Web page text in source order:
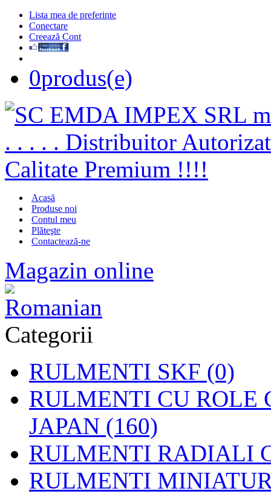
Lista mea de preferinte
Conectare
Creează Cont
0produs(e)
Acasă
Produse noi
Contul meu
Plăteşte
Contactează-ne
Magazin online
Categorii
RULMENTI SKF (0)
RULMENTI CU ROLE
JAPAN (160)
RULMENTI RADIALI
RULMENTI